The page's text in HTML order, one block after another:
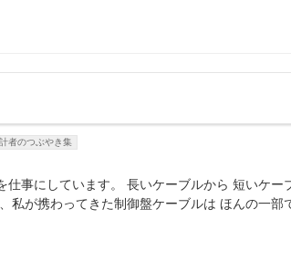
者のつぶやき集
仕事にしています。 長いケーブルから 短いケー
私が携わってきた制御盤ケーブルは ほんの一部